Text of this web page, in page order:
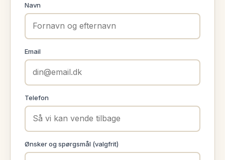
Navn
Email
Telefon
Ønsker og spørgsmål (valgfrit)